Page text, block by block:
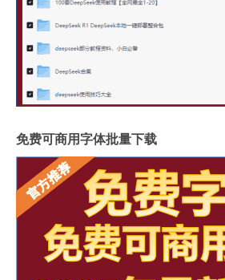
免费可商用字体批量下载